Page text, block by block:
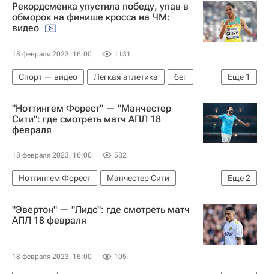
Рекордсменка упустила победу, упав в
обморок на финише кросса на ЧМ:
видео
18 февраля 2023, 16:00 1131
Еще 1
Спорт — видео Легкая атлетика
бег
Происшествия
"Ноттингем Форест" — "Манчестер
Сити": где смотреть матч АПЛ 18
февраля
18 февраля 2023, 16:00 582
Еще2
Ноттингем Форест
Манчестер Сити
АПЛ 2026-2027 (Чемпионат Англии по футболу)
Анонсы и трансляции матчей
"Эвертон" — "Лидс": где смотреть матч
АПЛ 18 февраля
18 февраля 2023, 16:00 105